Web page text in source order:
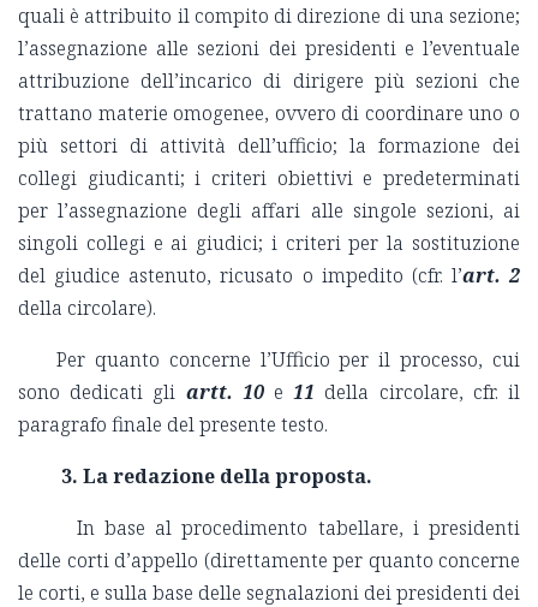
quali è attribuito il compito di direzione di una sezione;
l’assegnazione alle sezioni dei presidenti e l’eventuale
attribuzione dell’incarico di dirigere più sezioni che
trattano materie omogenee, ovvero di coordinare uno o
più settori di attività dell’ufficio; la formazione dei
collegi giudicanti; i criteri obiettivi e predeterminati
per l’assegnazione degli affari alle singole sezioni, ai
singoli collegi e ai giudici; i criteri per la sostituzione
del giudice astenuto, ricusato o impedito (cfr. l’art. 2
della circolare).
Per quanto concerne l’Ufficio per il processo, cui
sono dedicati gli artt. 10 e 11 della circolare, cfr. il
paragrafo finale del presente testo.
3. La redazione della proposta.
In base al procedimento tabellare, i presidenti
delle corti d’appello (direttamente per quanto concerne
le corti, e sulla base delle segnalazioni dei presidenti dei